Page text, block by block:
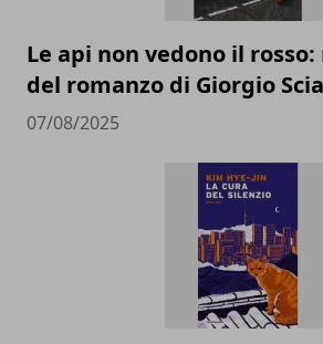
Le api non vedono il
del romanzo di Giorgio
07/08/2025